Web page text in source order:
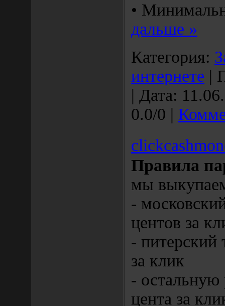
•
дальше »
Категория:
интернете |
| Дата:
0.0/0 |
Правила
мы
-
центов за
-
за клик
-
цента за